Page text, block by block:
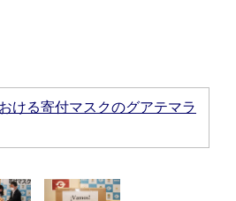
ける寄付マスクのグアテマラ